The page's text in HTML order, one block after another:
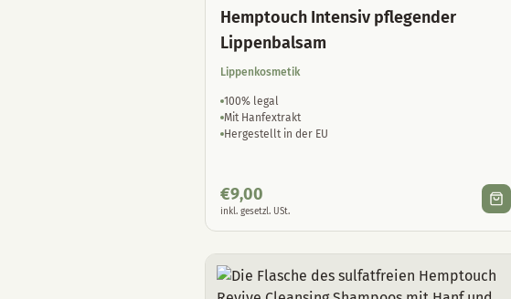
Hemptouch Intensiv pflegender
Lippenbalsam
Lippenkosmetik
100% legal
Mit Hanfextrakt
Hergestellt in der EU
€9,00
inkl. gesetzl. USt.